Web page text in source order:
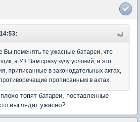
Вы поменять те ужасные батареи, что
а УК Вам сразу кучу условий, и это
приписанные в законодательных актах,
прописанным в актах.
топят батареи, поставленные
выглядят ужасно?